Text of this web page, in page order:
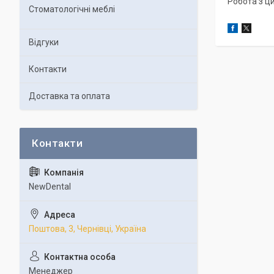
Стоматологічні меблі
Відгуки
Контакти
Доставка та оплата
NewDental
Поштова, 3, Чернівці, Україна
Менеджер